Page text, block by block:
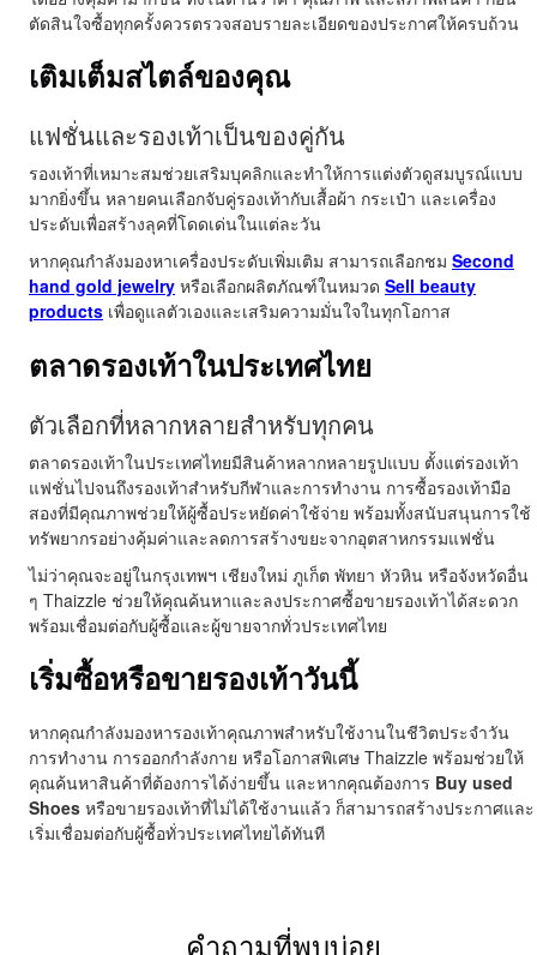
ตัดสินใจซื้อทุกครั้งควรตรวจสอบรายละเอียดของประกาศให้ครบถ้วน
เติมเต็มสไตล์ของคุณ
แฟชั่นและรองเท้าเป็นของคู่กัน
รองเท้าที่เหมาะสมช่วยเสริมบุคลิกและทำให้การแต่งตัวดูสมบูรณ์แบบ
มากยิ่งขึ้น หลายคนเลือกจับคู่รองเท้ากับเสื้อผ้า กระเป๋า และเครื่อง
ประดับเพื่อสร้างลุคที่โดดเด่นในแต่ละวัน
หากคุณกำลังมองหาเครื่องประดับเพิ่มเติม สามารถเลือกชม Second
hand gold jewelry หรือเลือกผลิตภัณฑ์ในหมวด Sell beauty
products เพื่อดูแลตัวเองและเสริมความมั่นใจในทุกโอกาส
ตลาดรองเท้าในประเทศไทย
ตัวเลือกที่หลากหลายสำหรับทุกคน
ตลาดรองเท้าในประเทศไทยมีสินค้าหลากหลายรูปแบบ ตั้งแต่รองเท้า
แฟชั่นไปจนถึงรองเท้าสำหรับกีฬาและการทำงาน การซื้อรองเท้ามือ
สองที่มีคุณภาพช่วยให้ผู้ซื้อประหยัดค่าใช้จ่าย พร้อมทั้งสนับสนุนการใช้
ทรัพยากรอย่างคุ้มค่าและลดการสร้างขยะจากอุตสาหกรรมแฟชั่น
ไม่ว่าคุณจะอยู่ในกรุงเทพฯ เชียงใหม่ ภูเก็ต พัทยา หัวหิน หรือจังหวัดอื่น
ๆ Thaizzle ช่วยให้คุณค้นหาและลงประกาศซื้อขายรองเท้าได้สะดวก
พร้อมเชื่อมต่อกับผู้ซื้อและผู้ขายจากทั่วประเทศไทย
เริ่มซื้อหรือขายรองเท้าวันนี้
หากคุณกำลังมองหารองเท้าคุณภาพสำหรับใช้งานในชีวิตประจำวัน
การทำงาน การออกกำลังกาย หรือโอกาสพิเศษ Thaizzle พร้อมช่วยให้
คุณค้นหาสินค้าที่ต้องการได้ง่ายขึ้น และหากคุณต้องการ Buy used
Shoes หรือขายรองเท้าที่ไม่ได้ใช้งานแล้ว ก็สามารถสร้างประกาศและ
เริ่มเชื่อมต่อกับผู้ซื้อทั่วประเทศไทยได้ทันที
คำถามที่พบบ่อย